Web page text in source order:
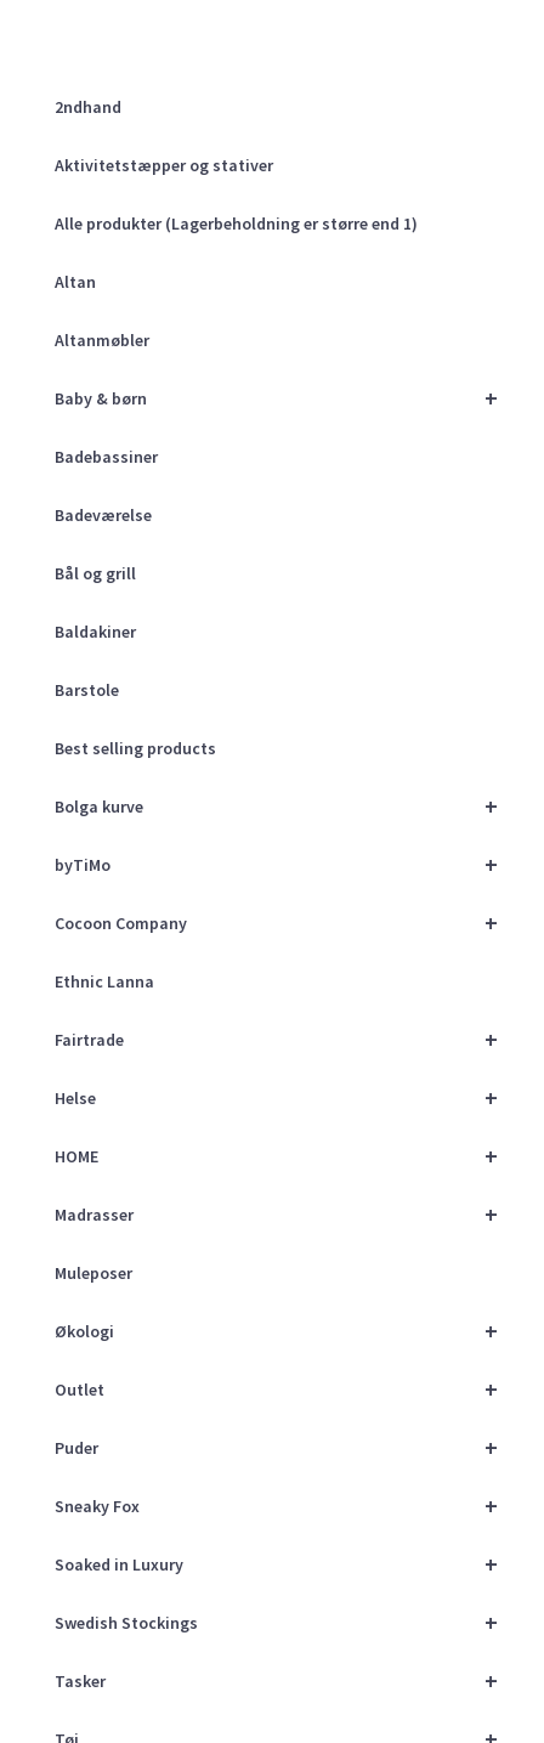
2ndhand
Aktivitetstæpper og stativer
Alle produkter (Lagerbeholdning er større end 1)
Altan
Altanmøbler
+
Baby & børn
Badebassiner
Badeværelse
Bål og grill
Baldakiner
Barstole
Best selling products
+
Bolga kurve
+
byTiMo
+
Cocoon Company
Ethnic Lanna
+
Fairtrade
+
Helse
+
HOME
+
Madrasser
Muleposer
+
Økologi
+
Outlet
+
Puder
+
Sneaky Fox
+
Soaked in Luxury
+
Swedish Stockings
+
Tasker